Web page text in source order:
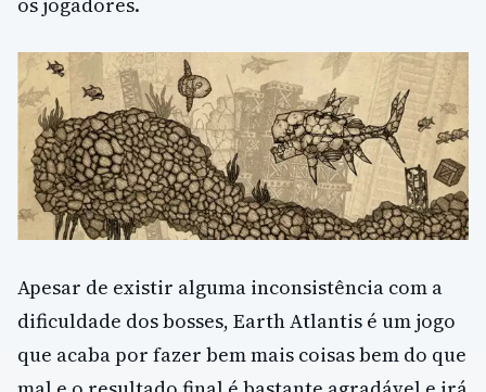
Apesar de existir alguma inconsistência com a
dificuldade dos bosses, Earth Atlantis é um jogo
que acaba por fazer bem mais coisas bem do que